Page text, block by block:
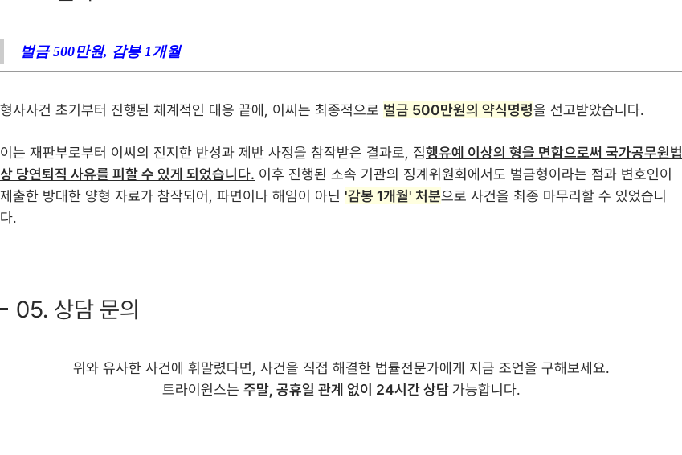
벌금 500만원, 감봉 1개월
형사사건 초기부터 진행된 체계적인 대응 끝에, 이씨는 최종적으로 벌금 500만원의 약식명령을 선고받았습니다.
이는 재판부로부터 이씨의 진지한 반성과 제반 사정을 참작받은 결과로, 집행유예 이상의 형을 면함으로써 국가공무원법
상 당연퇴직 사유를 피할 수 있게 되었습니다. 이후 진행된 소속 기관의 징계위원회에서도 벌금형이라는 점과 변호인이
제출한 방대한 양형 자료가 참작되어, 파면이나 해임이 아닌 '감봉 1개월' 처분으로 사건을 최종 마무리할 수 있었습니
다.
05. 상담 문의
위와 유사한 사건에 휘말렸다면, 사건을 직접 해결한 법률전문가에게 지금 조언을 구해보세요.
트라이원스는 주말, 공휴일 관계 없이 24시간 상담 가능합니다.